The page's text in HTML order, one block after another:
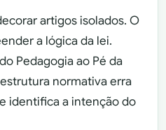
artigos isolados. O
a lógica da lei.
Pedagogia ao Pé da
normativa erra
identifica a intenção do